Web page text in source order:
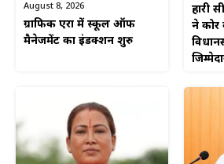
August 8, 2026
ग्राफिक एरा में स्कूल ऑफ
मैनेजमेंट का इंडक्शन शुरु
हारी
ने कोर